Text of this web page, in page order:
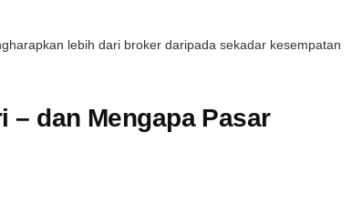
lebih dari broker daripada sekadar kesempatan
– dan Mengapa Pasar